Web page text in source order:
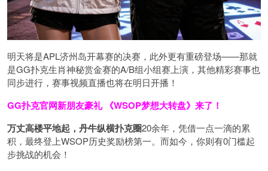
明天将是APL济州岛开幕赛的决赛，此外更有重磅登场——那就
是GG扑克生肖神秘赏金赛的A/B组小组赛上演，其他精彩赛事也
同步进行，赛事视频直播也将在明日开播！
GG扑克官网新朋友豪礼 《WSOP梦想大转盘》来了！
万丈高楼平地起，丹牛纵横扑克圈20余年，凭借一点一滴的累
积，最终登上WSOP历史奖励榜第一。而如今，你则有0门槛起
步挑战的机会！